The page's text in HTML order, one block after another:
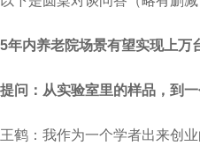
5年内养老院场景有望实现上万
提问：从实验室里的样品，到
王鹤：我作为一个学者出来创